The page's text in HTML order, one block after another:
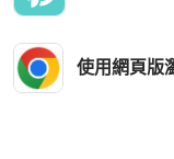
使用網頁版